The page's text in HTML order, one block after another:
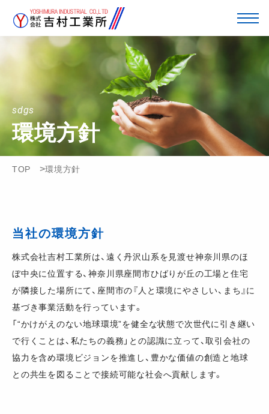
sdgs
環境方針
TOP 環境方針
当社の環境方針
株式会社吉村工業所は、遠く丹沢山系を見渡せ神奈川県のほ
ぼ中央に位置する、神奈川県座間市ひばりが丘の工場と住宅
が隣接した場所にて、座間市の『人と環境にやさしい、まち』に
基づき事業活動を行っています。
「“かけがえのない地球環境”を健全な状態で次世代に引き継い
で行くことは、私たちの義務」との認識に立って、取引会社の
協力を含め環境ビジョンを推進し、豊かな価値の創造と地球
との共生を図ることで接続可能な社会へ貢献します。